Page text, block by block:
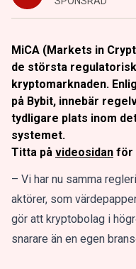
MiCA (Markets in
de största
kryptomarknaden.
på Bybit, innebär
tydligare plats inom
systemet.
Titta på videosidan för
– Vi har nu samma
aktörer, som
gör att kryptobolag i
snarare än en egen